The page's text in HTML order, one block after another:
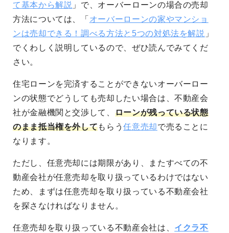
て基本から解説 」で、オーバーローンの場合の売却
方法については、「 オーバーローンの家やマンショ
ンは売却できる！調べる方法と5つの対処法を解説 」
でくわしく説明しているので、ぜひ読んでみてくだ
さい。
住宅ローンを完済することができないオーバーロー
ンの状態でどうしても売却したい場合は、不動産会
社が金融機関と交渉して、 ローンが残っている状態
のまま抵当権を外してもらう任意売却で売ることに
なります。
ただし、任意売却には期限があり、またすべての不
動産会社が任意売却を取り扱っているわけではない
ため、まずは任意売却を取り扱っている不動産会社
を探さなければなりません。
任意売却を取り扱っている不動産会社は、 イクラ不